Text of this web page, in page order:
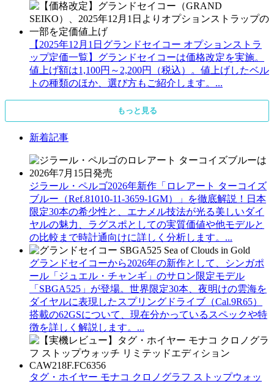
【2025年12月1日グランドセイコー オプションストラ
ップ定価一覧】グランドセイコーは価格改定を実施。
値上げ額は1,100円～2,200円（税込）。値上げしたベル
トの種類のほか、選び方もご紹介します。...
もっと見る
新着記事
ジラール・ペルゴ2026年新作「ロレアート ターコイズ
ブルー（Ref.81010-11-3659-1GM）」を徹底解説！日本
限定30本の希少性と、エナメル技法が光る美しいダイ
ヤルの魅力、ラグスポとしての実質価値や他モデルと
の比較まで時計通向けに詳しく分析します。...
グランドセイコーから2026年の新作として、シンガポ
ール「ジュエル・チャンギ」のサロン限定モデル
「SBGA525」が登場。世界限定30本、夜明けの雲海を
ダイヤルに表現したスプリングドライブ（Cal.9R65）
搭載の62GSについて、現在分かっているスペックや特
徴を詳しく解説します。...
タグ・ホイヤー モナコ クロノグラフ ストップウォッ